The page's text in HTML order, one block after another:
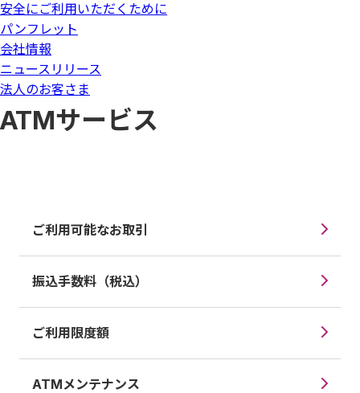
安全にご利用いただくために
パンフレット
会社情報
ニュースリリース
法人のお客さま
ATMサービス
ご利用可能なお取引
振込手数料（税込）
ご利用限度額
ATMメンテナンス